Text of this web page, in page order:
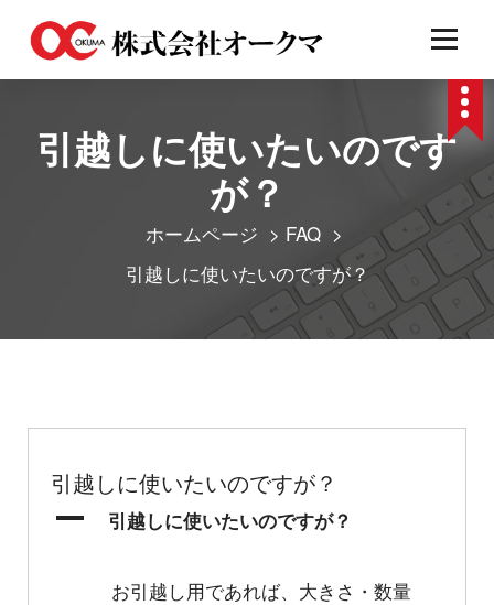
ッ
引越しに使いたいのです
が？
ホームページ > FAQ >
引越しに使いたいのですが？
引越しに使いたいのですが？
A 引越しに使いたいのですが？
お引越し用であれば、大きさ・数量